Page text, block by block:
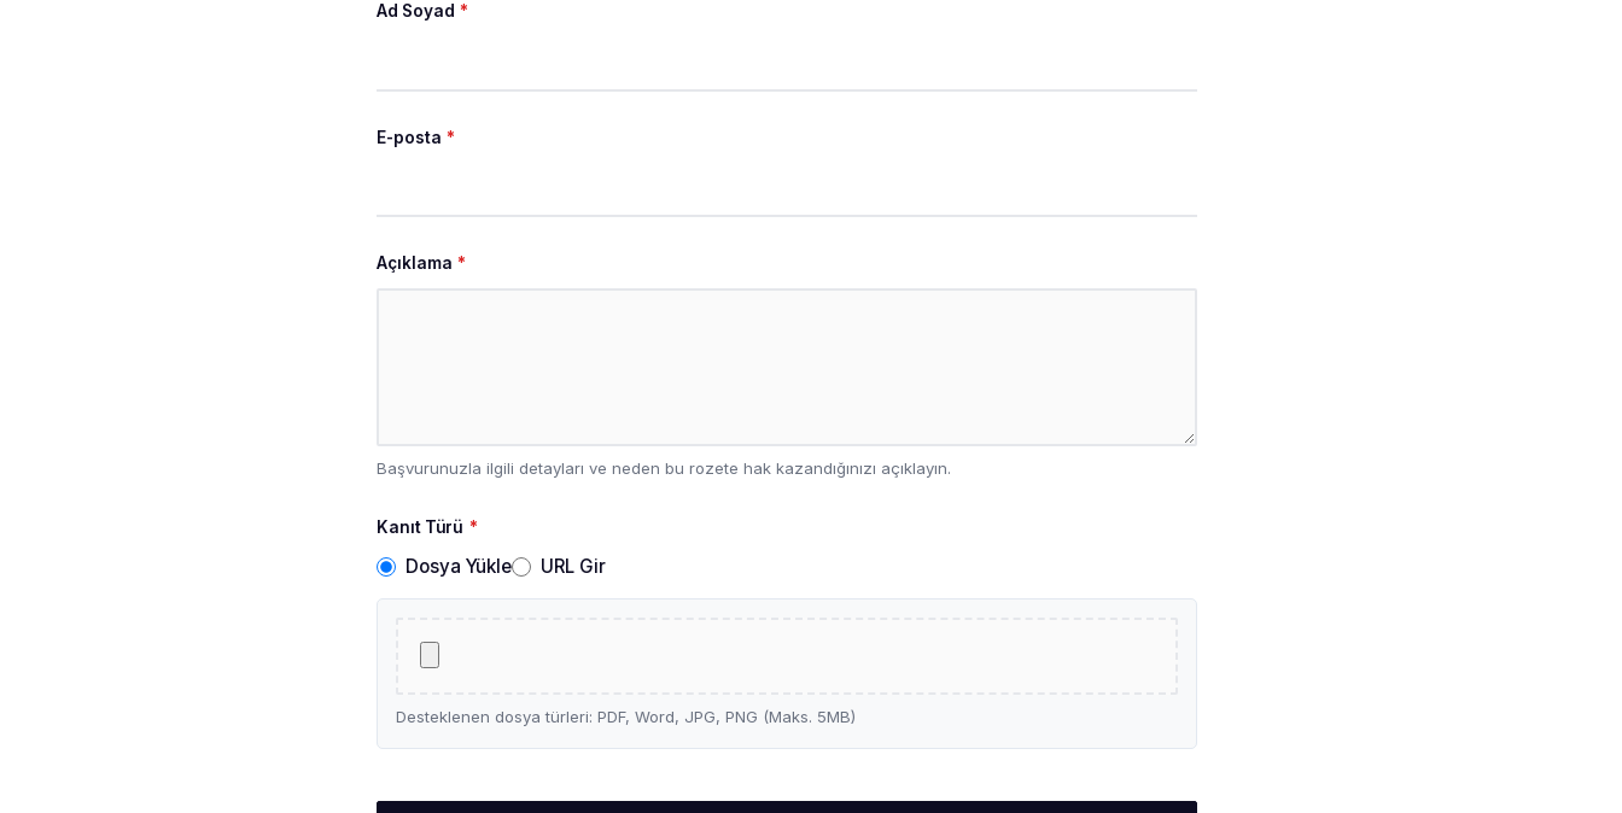
Ad Soyad *
E-posta *
Açıklama *
Başvurunuzla ilgili detayları ve neden bu rozete hak kazandığınızı açıklayın.
Kanıt Türü *
Dosya Yükle URL Gir
Desteklenen dosya türleri: PDF, Word, JPG, PNG (Maks. 5MB)